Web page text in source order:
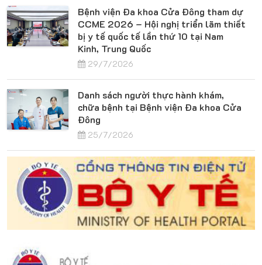
Bệnh viện Đa khoa Cửa Đông tham dự
CCME 2026 – Hội nghị triển lãm thiết
bị y tế quốc tế lần thứ 10 tại Nam
Kinh, Trung Quốc
29/7/2026
Danh sách người thực hành khám,
chữa bệnh tại Bệnh viện Đa khoa Cửa
Đông
25/7/2026